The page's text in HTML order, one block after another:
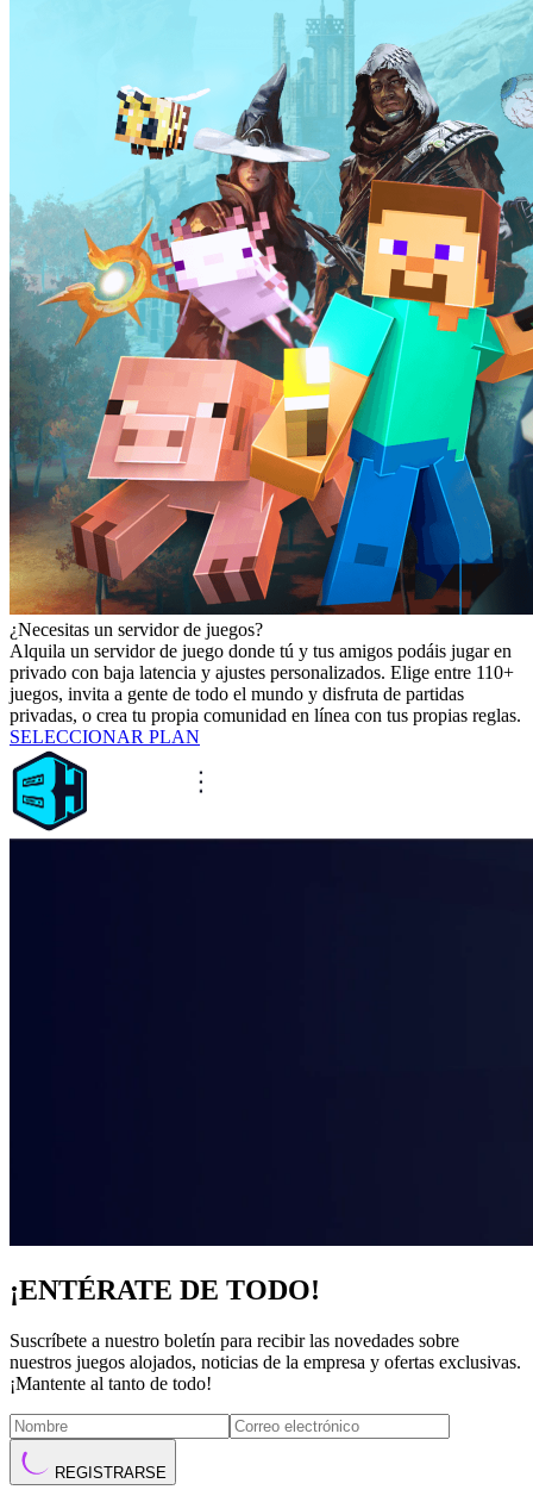
¿Necesitas un servidor de juegos?
Alquila un servidor de juego donde tú y tus amigos podáis jugar en
privado con baja latencia y ajustes personalizados. Elige entre 110+
juegos, invita a gente de todo el mundo y disfruta de partidas
privadas, o crea tu propia comunidad en línea con tus propias reglas.
SELECCIONAR PLAN
¡ENTÉRATE DE TODO!
Suscríbete a nuestro boletín para recibir las novedades sobre
nuestros juegos alojados, noticias de la empresa y ofertas exclusivas.
¡Mantente al tanto de todo!
REGISTRARSE